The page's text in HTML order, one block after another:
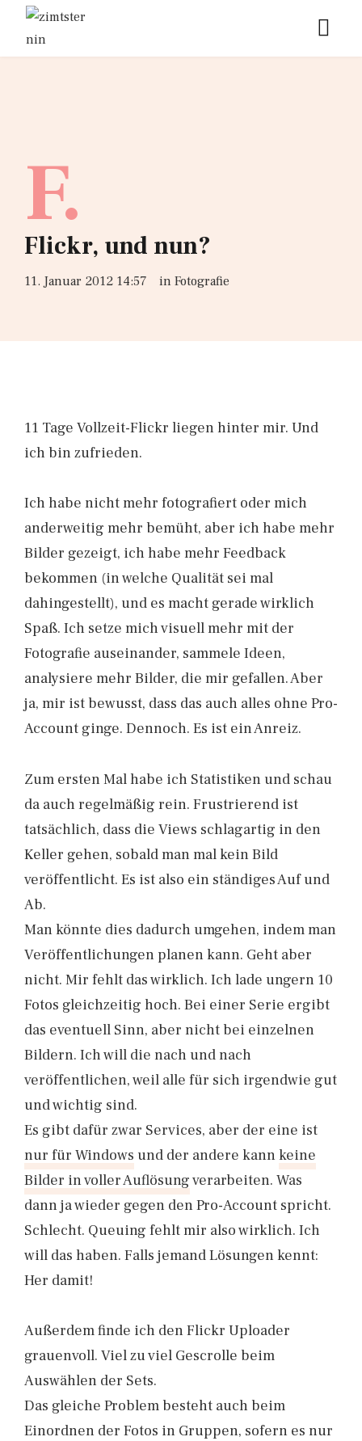
F.
Flickr, und nun?
11. Januar 2012 14:57 in Fotografie
11 Tage Vollzeit-Flickr liegen hinter mir. Und
ich bin zufrieden.
Ich habe nicht mehr fotografiert oder mich
anderweitig mehr bemüht, aber ich habe mehr
Bilder gezeigt, ich habe mehr Feedback
bekommen (in welche Qualität sei mal
dahingestellt), und es macht gerade wirklich
Spaß. Ich setze mich visuell mehr mit der
Fotografie auseinander, sammele Ideen,
analysiere mehr Bilder, die mir gefallen. Aber
ja, mir ist bewusst, dass das auch alles ohne Pro-
Account ginge. Dennoch. Es ist ein Anreiz.
Zum ersten Mal habe ich Statistiken und schau
da auch regelmäßig rein. Frustrierend ist
tatsächlich, dass die Views schlagartig in den
Keller gehen, sobald man mal kein Bild
veröffentlicht. Es ist also ein ständiges Auf und
Ab.
Man könnte dies dadurch umgehen, indem man
Veröffentlichungen planen kann. Geht aber
nicht. Mir fehlt das wirklich. Ich lade ungern 10
Fotos gleichzeitig hoch. Bei einer Serie ergibt
das eventuell Sinn, aber nicht bei einzelnen
Bildern. Ich will die nach und nach
veröffentlichen, weil alle für sich irgendwie gut
und wichtig sind.
Es gibt dafür zwar Services, aber der eine ist
nur für Windows und der andere kannkeine
Bilder in voller Auflösungverarbeiten. Was
dann ja wieder gegen den Pro-Account spricht.
Schlecht. Queuing fehlt mir also wirklich. Ich
will das haben. Falls jemand Lösungen kennt:
Her damit!
Außerdem finde ich den Flickr Uploader
grauenvoll. Viel zu viel Gescrolle beim
Auswählen der Sets.
Das gleiche Problem besteht auch beim
Einordnen der Fotos in Gruppen, sofern es nur